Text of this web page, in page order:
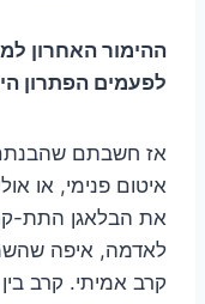
ההימור האחרון
לפעמים הפתרון
אז חשבתם
איטום פנימי, או
את הבלאגן התת-
לאדמה, איפה
קרב אמיתי. קרב